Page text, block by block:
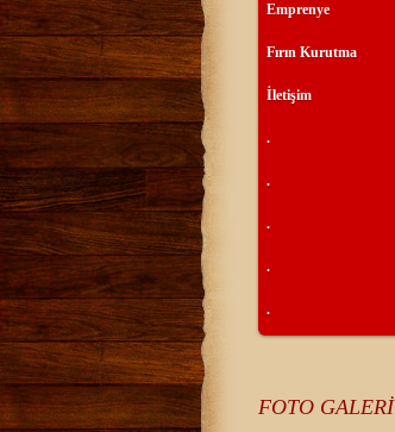
Emprenye
Fırın Kurutma
İletişim
.
.
.
.
.
FOTO GALERİ